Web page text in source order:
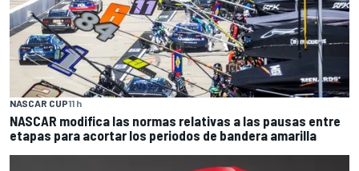
NASCAR CUP11 h
NASCAR modifica las normas relativas a las pausas entre
etapas para acortar los periodos de bandera amarilla